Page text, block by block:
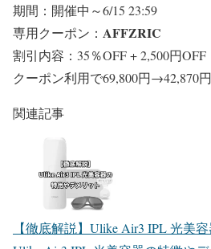
期間：開催中～6/15 23:59
専用クーポン： AFFZRIC
割引内容：35％OFF + 2,500円OFF
クーポン利用で69,800円→42,870円
関連記事
【徹底解説】Ulike Air3 IPL 光美